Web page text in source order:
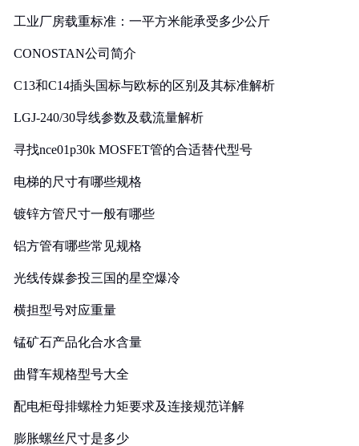
工业厂房载重标准：一平方米能承受多少公斤
CONOSTAN公司简介
C13和C14插头国标与欧标的区别及其标准解析
LGJ-240/30导线参数及载流量解析
寻找nce01p30k MOSFET管的合适替代型号
电梯的尺寸有哪些规格
镀锌方管尺寸一般有哪些
铝方管有哪些常见规格
光线传媒参投三国的星空爆冷
横担型号对应重量
锰矿石产品化合水含量
曲臂车规格型号大全
配电柜母排螺栓力矩要求及连接规范详解
膨胀螺丝尺寸是多少